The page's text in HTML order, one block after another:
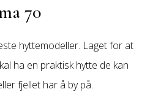
70
hyttemodeller. Laget for at
ha en praktisk hytte de kan
fjellet har å by på.